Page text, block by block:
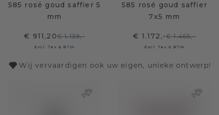
585 rosé goud saffier 5
mm
€ 911,20€ 1.139,-
Excl. Tax & BTW
585 rosé goud saffier
7x5 mm
€ 1.172,-€ 1.465,-
Excl. Tax & BTW
Wij vervaardigen ook uw eigen, unieke ontwerp!